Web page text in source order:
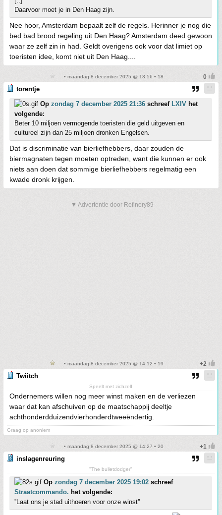
Daarvoor moet je in Den Haag zijn.
Nee hoor, Amsterdam bepaalt zelf de regels. Herinner je nog die
bed bad brood regeling uit Den Haag? Amsterdam deed gewoon
waar ze zelf zin in had. Geldt overigens ook voor dat limiet op
toeristen idee, komt niet uit Den Haag....
• maandag 8 december 2025 @ 13:56 • 18
torentje
Op zondag 7 december 2025 21:36 schreef LXIV het
volgende:
Beter 10 miljoen vermogende toeristen die geld uitgeven en
cultureel zijn dan 25 miljoen dronken Engelsen.
Dat is discriminatie van bierliefhebbers, daar zouden de
biermagnaten tegen moeten optreden, want die kunnen er ook
niets aan doen dat sommige bierliefhebbers regelmatig een
kwade dronk krijgen.
▼ Advertentie door Refinery89
• maandag 8 december 2025 @ 14:12 • 19
Twiitch
Speelt met zichzelf
Ondernemers willen nog meer winst maken en de verliezen
waar dat kan afschuiven op de maatschappij deeltje
achthonderdduizendvierhonderdtweeëndertig.
Graag op anoniem
• maandag 8 december 2025 @ 14:27 • 20
inslagenreuring
"The bulletdodger"
Op zondag 7 december 2025 19:02 schreef
Straatcommando. het volgende:
''Laat ons je stad uithoeren voor onze winst''